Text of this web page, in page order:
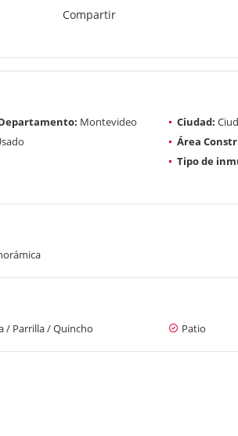
Compartir
Montevideo Ciudad:
Área
Tipo de
/ Parrilla / Quincho Patio